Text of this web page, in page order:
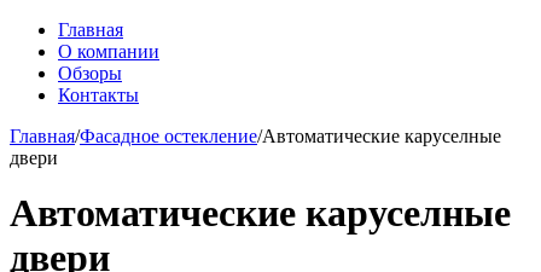
Главная
О компании
Обзоры
Контакты
Главная/Фасадное остекление/Автоматические каруселные
двери
Автоматические каруселные
двери